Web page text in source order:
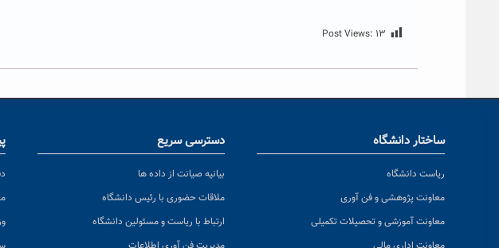
Post Views: ۱۳
ساختار دانشگاه
ریاست دانشگاه
معاونت پژوهشی و فن آوری
معاونت آموزشی و تحصیلات تکمیلی
دسترسی سریع
بیانیه صیانت از داده ها
ملاقات حضوری با رئیس دانشگاه
ارتباط با ریاست و مسئولین دانشگاه